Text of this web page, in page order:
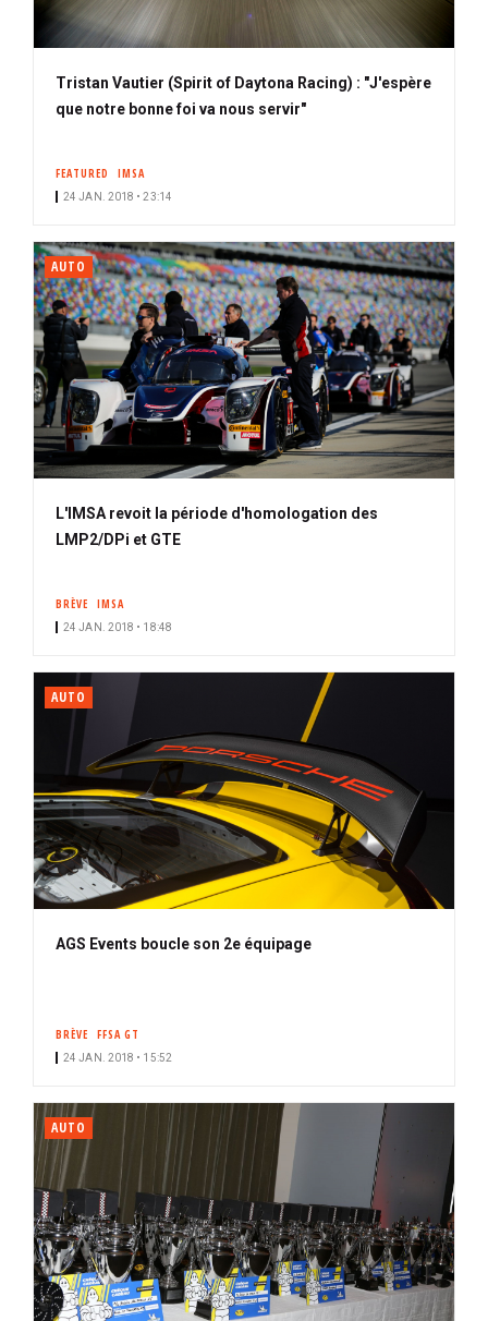
Tristan Vautier (Spirit of Daytona Racing) : "J'espère
que notre bonne foi va nous servir"
FEATURED IMSA
24 JAN. 2018 • 23:14
AUTO
L'IMSA revoit la période d'homologation des
LMP2/DPi et GTE
BRÈVE IMSA
24 JAN. 2018 • 18:48
AUTO
AGS Events boucle son 2e équipage
BRÈVE FFSA GT
24 JAN. 2018 • 15:52
AUTO